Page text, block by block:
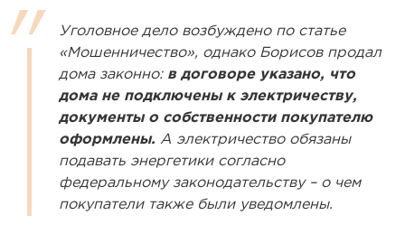
Уголовное дело возбуждено по статье
«Мошенничество», однако Борисов продал
дома законно: в договоре указано, что
дома не подключены к электричеству,
документы о собственности покупателю
оформлены. А электричество обязаны
подавать энергетики согласно
федеральному законодательству – о чем
покупатели также были уведомлены.